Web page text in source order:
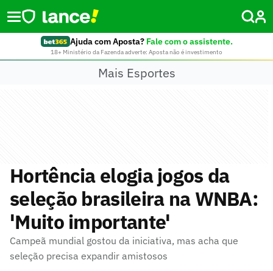
Ajuda com Aposta? Fale com o assistente.
18+ Ministério da Fazenda adverte: Aposta não é investimento
Mais Esportes
Hortência elogia jogos da
seleção brasileira na WNBA:
'Muito importante'
Campeã mundial gostou da iniciativa, mas acha que
seleção precisa expandir amistosos